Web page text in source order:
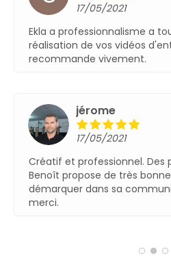
17/05/2021
Prestations au top !Conseil
professionnel et solutions
augmentée fait son effet à
Home